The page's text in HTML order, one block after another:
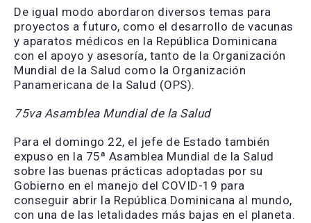
De igual modo abordaron diversos temas para
proyectos a futuro, como el desarrollo de vacunas
y aparatos médicos en la República Dominicana
con el apoyo y asesoría, tanto de la Organización
Mundial de la Salud como la Organización
Panamericana de la Salud (OPS).
75va Asamblea Mundial de la Salud
Para el domingo 22, el jefe de Estado también
expuso en la 75ª Asamblea Mundial de la Salud
sobre las buenas prácticas adoptadas por su
Gobierno en el manejo del COVID-19 para
conseguir abrir la República Dominicana al mundo,
con una de las letalidades más bajas en el planeta.